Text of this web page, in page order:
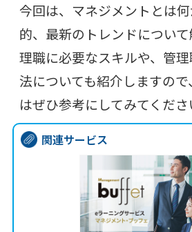
今回は、マネジメントとは
的、最新のトレンドについ
理職に必要なスキルや、管
法についても紹介しますの
はぜひ参考にしてみてくださ
関連サービス